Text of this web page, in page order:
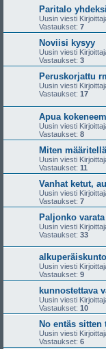
Paritalo
Uusin viesti
Vastaukset: 7
Noviisi kysyy
Uusin viesti
Vastaukset: 3
Peruskorjattu
Uusin viesti
Vastaukset: 17
Apua
Uusin viesti
Vastaukset: 8
Miten
Uusin viesti
Vastaukset: 11
Vanhat ketut,
Uusin viesti
Vastaukset: 7
Paljonko
Uusin viesti
Vastaukset: 33
Uusin viesti
Vastaukset: 9
kunnostettava
Uusin viesti
Vastaukset: 10
No entäs
Uusin viesti
Vastaukset: 6